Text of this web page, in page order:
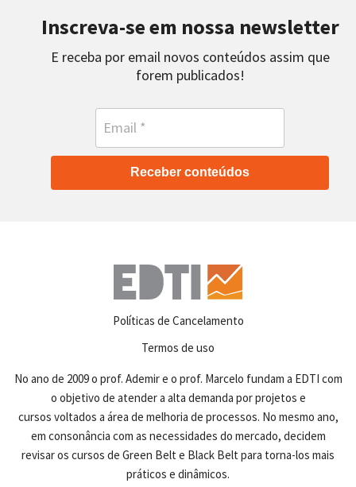
Inscreva-se em nossa newsletter
E receba por email novos conteúdos assim que
forem publicados!
Receber conteúdos
Políticas de Cancelamento
Termos de uso
No ano de 2009 o prof. Ademir e o prof. Marcelo fundam a EDTI com
o objetivo de atender a alta demanda por projetos e
cursos voltados a área de melhoria de processos. No mesmo ano,
em consonância com as necessidades do mercado, decidem
revisar os cursos de Green Belt e Black Belt para torna-los mais
práticos e dinâmicos.